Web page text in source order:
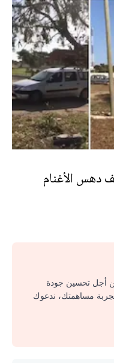
دهس الأغنام
من أجل تحسين جودة
تجربة مساهمتك، ندعوك